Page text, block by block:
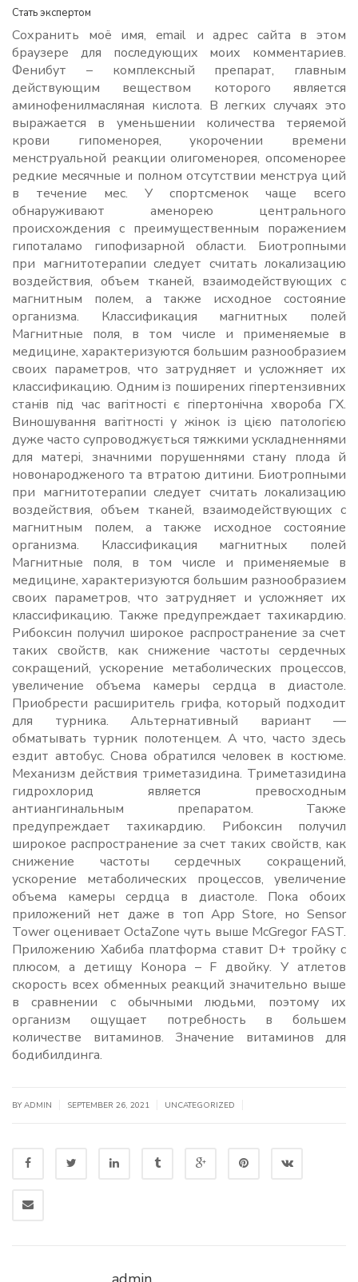
Стать экспертом
Сохранить моё имя, email и адрес сайта в этом
браузере для последующих моих комментариев.
Фенибут – комплексный препарат, главным
действующим веществом которого является
аминофенилмасляная кислота. В легких случаях это
выражается в уменьшении количества теряемой
крови гипоменорея, укорочении времени
менструальной реакции олигоменорея, опсоменорее
редкие месячные и полном отсутствии менструа ций
в течение мес. У спортсменок чаще всего
обнаруживают аменорею центрального
происхождения с преимущественным поражением
гипоталамо гипофизарной области. Биотропными
при магнитотерапии следует считать локализацию
воздействия, объем тканей, взаимодействующих с
магнитным полем, а также исходное состояние
организма. Классификация магнитных полей
Магнитные поля, в том числе и применяемые в
медицине, характеризуются большим разнообразием
своих параметров, что затрудняет и усложняет их
классификацию. Одним із поширених гіпертензивних
станів під час вагітності є гіпертонічна хвороба ГХ.
Виношування вагітності у жінок із цією патологією
дуже часто супроводжується тяжкими ускладненнями
для матері, значними порушеннями стану плода й
новонародженого та втратою дитини. Биотропными
при магнитотерапии следует считать локализацию
воздействия, объем тканей, взаимодействующих с
магнитным полем, а также исходное состояние
организма. Классификация магнитных полей
Магнитные поля, в том числе и применяемые в
медицине, характеризуются большим разнообразием
своих параметров, что затрудняет и усложняет их
классификацию. Также предупреждает тахикардию.
Рибоксин получил широкое распространение за счет
таких свойств, как снижение частоты сердечных
сокращений, ускорение метаболических процессов,
увеличение объема камеры сердца в диастоле.
Приобрести расширитель грифа, который подходит
для турника. Альтернативный вариант —
обматывать турник полотенцем. А что, часто здесь
ездит автобус. Снова обратился человек в костюме.
Механизм действия триметазидина. Триметазидина
гидрохлорид является превосходным
антиангинальным препаратом. Также
предупреждает тахикардию. Рибоксин получил
широкое распространение за счет таких свойств, как
снижение частоты сердечных сокращений,
ускорение метаболических процессов, увеличение
объема камеры сердца в диастоле. Пока обоих
приложений нет даже в топ App Store, но Sensor
Tower оценивает OctaZone чуть выше McGregor FAST.
Приложению Хабиба платформа ставит D+ тройку с
плюсом, а детищу Конора – F двойку. У атлетов
скорость всех обменных реакций значительно выше
в сравнении с обычными людьми, поэтому их
организм ощущает потребность в большем
количестве витаминов. Значение витаминов для
бодибилдинга.
BYADMIN SEPTEMBER 26, 2021 UNCATEGORIZED